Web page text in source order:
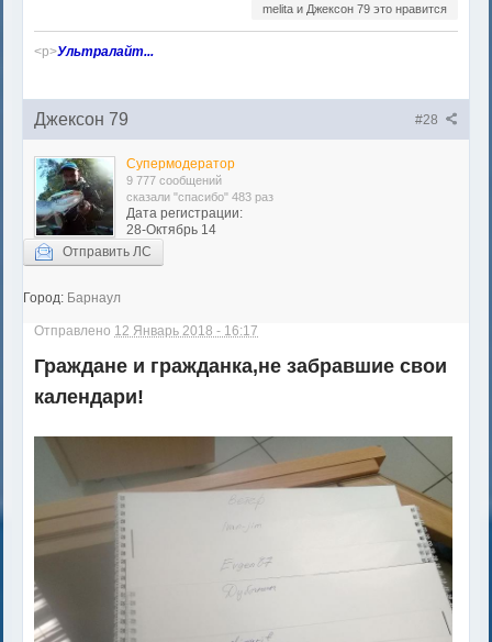
melita и Джексон 79 это нравится
<p>Ультралайт...
#28
Джексон 79
Супермодератор
9 777 сообщений
сказали "спасибо" 483 раз
Дата регистрации:
28-Октябрь 14
Отправить ЛС
Город: Барнаул
Отправлено 12 Январь 2018 - 16:17
Граждане и гражданка,не забравшие свои
календари!